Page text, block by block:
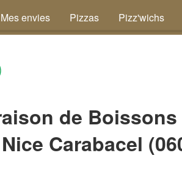
Mes envies Pizzas Pizz'wichs
de Boissons
Carabacel